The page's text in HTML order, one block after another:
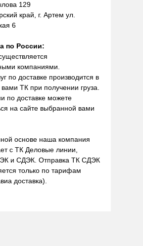
129
край, г. Артем ул.
6
по России:
компаниями.
по доставке производится в
ТК при получении груза.
по доставке можете
на сайте выбранной вами
основе наша компания
с ТК Деловые линии,
и СДЭК. Отправка ТК СДЭК
только по тарифам
доставка).